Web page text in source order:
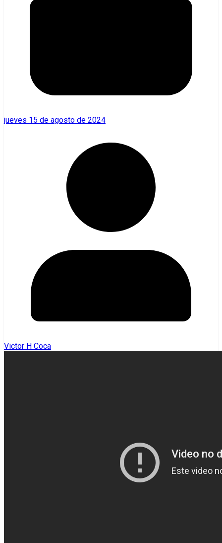
jueves 15 de agosto de 2024
Victor H Coca